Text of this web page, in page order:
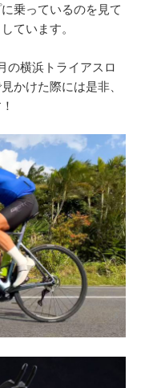
乗っているのを見て
ています。
の横浜トライアスロ
かけた際には是非、